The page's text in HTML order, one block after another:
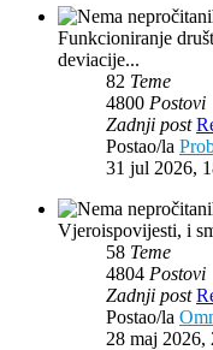
Funkcioniranje
deviacije...
82 Teme
4800 Postovi
Zadnji post
Postao/la
31 jul 2026,
Vjeroispovijesti, i
58 Teme
4804 Postovi
Zadnji post
Postao/la
28 maj 2026,